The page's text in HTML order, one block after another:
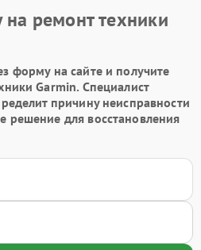
ремонт техники
форму на сайте и получите
Garmin. Специалист
причину неисправности
решение для восстановления